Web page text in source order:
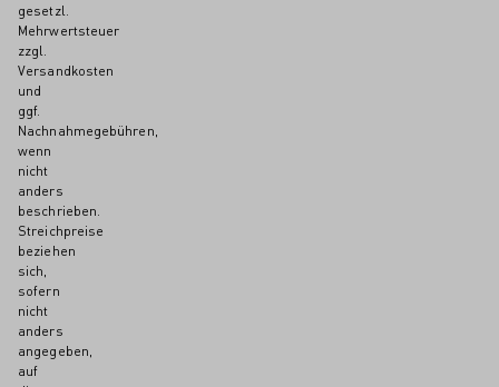
gesetzl.
Mehrwertsteuer
zzgl.
Versandkosten
und
ggf.
Nachnahmegebühren,
wenn
nicht
anders
beschrieben.
Streichpreise
beziehen
sich,
sofern
nicht
anders
angegeben,
auf